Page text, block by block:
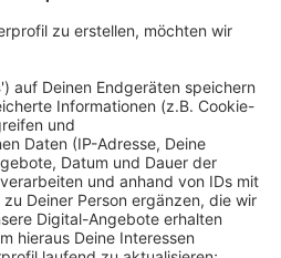
dann ging es im
plötzlich hoch her.
Mitschüler zunächst mit
Danach soll er mit einem